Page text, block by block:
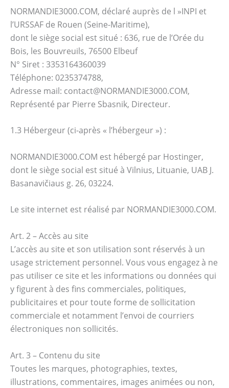
NORMANDIE3000.COM, déclaré auprès de l »INPI et
l’URSSAF de Rouen (Seine-Maritime),
dont le siège social est situé : 636, rue de l’Orée du
Bois, les Bouvreuils, 76500 Elbeuf
N° Siret : 3353164360039
Téléphone: 0235374788,
Adresse mail: contact@NORMANDIE3000.COM,
Représenté par Pierre Sbasnik, Directeur.
1.3 Hébergeur (ci-après « l’hébergeur ») :
NORMANDIE3000.COM est hébergé par Hostinger,
dont le siège social est situé à Vilnius, Lituanie, UAB J.
Basanavičiaus g. 26, 03224.
Le site internet est réalisé par NORMANDIE3000.COM.
Art. 2 – Accès au site
L’accès au site et son utilisation sont réservés à un
usage strictement personnel. Vous vous engagez à ne
pas utiliser ce site et les informations ou données qui
y figurent à des fins commerciales, politiques,
publicitaires et pour toute forme de sollicitation
commerciale et notamment l’envoi de courriers
électroniques non sollicités.
Art. 3 – Contenu du site
Toutes les marques, photographies, textes,
illustrations, commentaires, images animées ou non,